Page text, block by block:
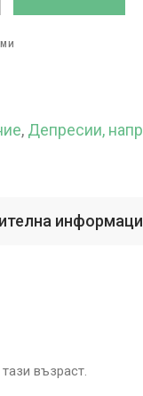
, Депресии,
възраст.